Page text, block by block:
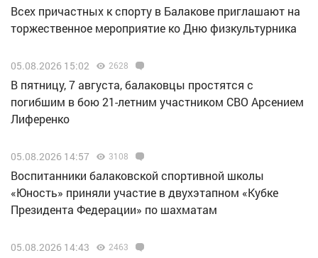
Всех причастных к спорту в Балакове приглашают на
торжественное мероприятие ко Дню физкультурника
05.08.2026 15:02 2628
В пятницу, 7 августа, балаковцы простятся с
погибшим в бою 21-летним участником СВО Арсением
Лиференко
05.08.2026 14:57 3108
Воспитанники балаковской спортивной школы
«Юность» приняли участие в двухэтапном «Кубке
Президента Федерации» по шахматам
05.08.2026 14:43 2463